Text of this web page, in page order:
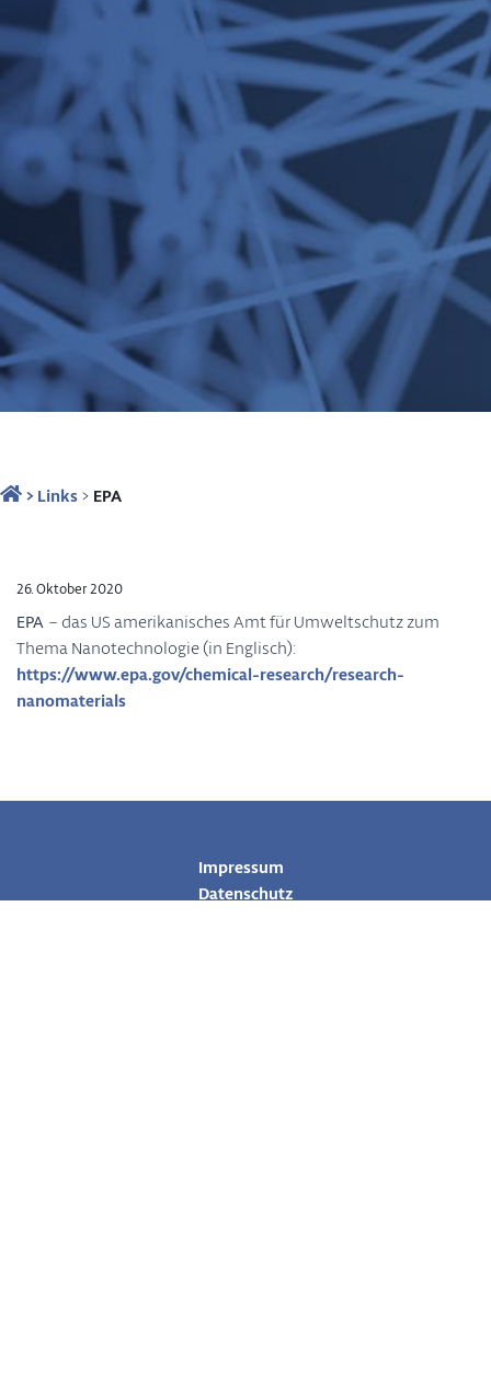
>Links> EPA
26. Oktober 2020
EPA – das US amerikanisches Amt für Umweltschutz zum
Thema Nanotechnologie (in Englisch):
https://www.epa.gov/chemical-research/research-
nanomaterials
Impressum
Datenschutz